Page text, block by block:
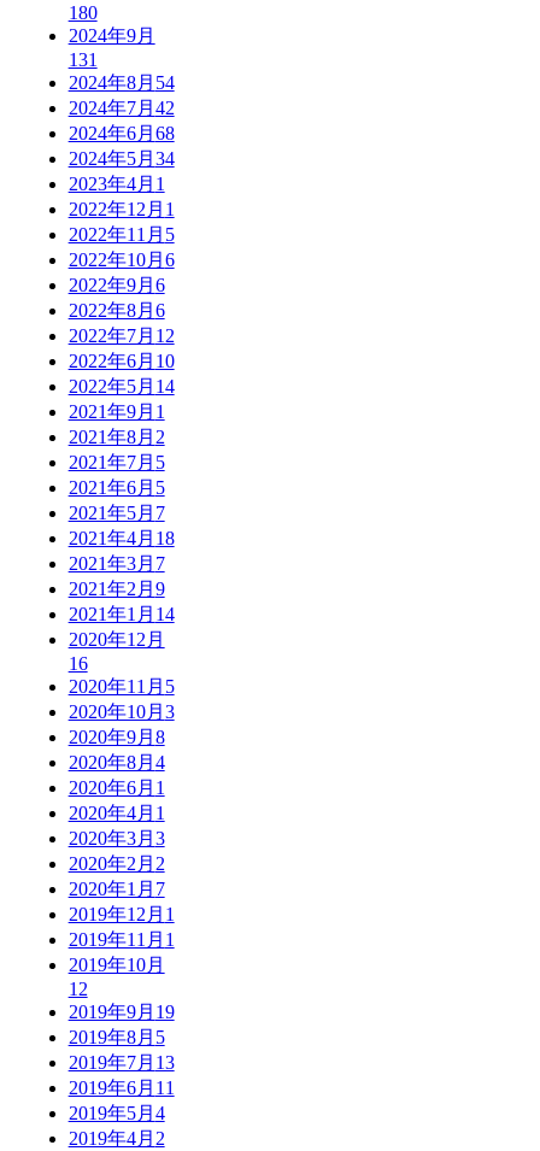
180
2024年9月
131
2024年8月 54
2024年7月 42
2024年6月 68
2024年5月 34
2023年4月 1
2022年12月 1
2022年11月 5
2022年10月 6
2022年9月 6
2022年8月 6
2022年7月 12
2022年6月 10
2022年5月 14
2021年9月 1
2021年8月 2
2021年7月 5
2021年6月 5
2021年5月 7
2021年4月 18
2021年3月 7
2021年2月 9
2021年1月 14
2020年12月
16
2020年11月 5
2020年10月 3
2020年9月 8
2020年8月 4
2020年6月 1
2020年4月 1
2020年3月 3
2020年2月 2
2020年1月 7
2019年12月 1
2019年11月 1
2019年10月
12
2019年9月 19
2019年8月 5
2019年7月 13
2019年6月 11
2019年5月 4
2019年4月 2